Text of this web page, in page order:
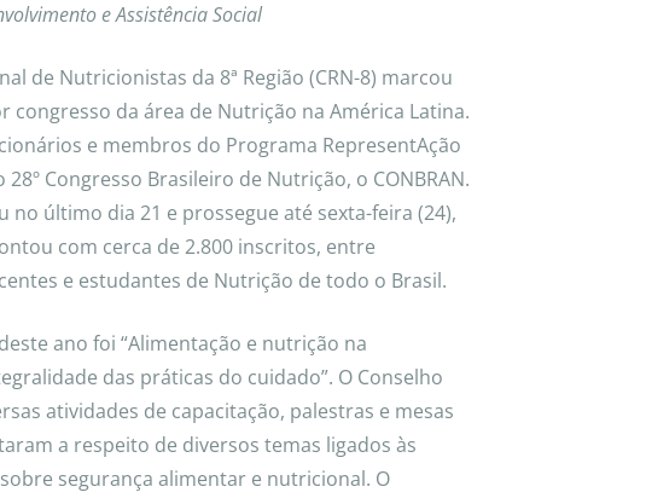
e Assistência Social
de Nutricionistas da 8ª Região (CRN-8) marcou
congresso da área de Nutrição na América Latina.
e membros do Programa RepresentAção
Congresso Brasileiro de Nutrição, o CONBRAN.
no último dia 21 e prossegue até sexta-feira (24),
com cerca de 2.800 inscritos, entre
e estudantes de Nutrição de todo o Brasil.
ano foi “Alimentação e nutrição na
das práticas do cuidado”. O Conselho
atividades de capacitação, palestras e mesas
a respeito de diversos temas ligados às
segurança alimentar e nutricional. O